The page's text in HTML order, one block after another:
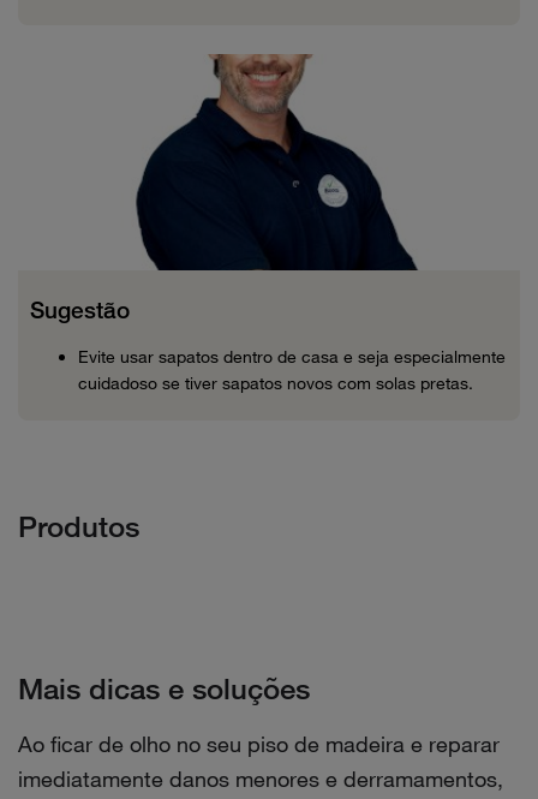
Sugestão
Evite usar sapatos dentro de casa e seja especialmente
cuidadoso se tiver sapatos novos com solas pretas.
Produtos
Mais dicas e soluções
Ao ficar de olho no seu piso de madeira e reparar
imediatamente danos menores e derramamentos,